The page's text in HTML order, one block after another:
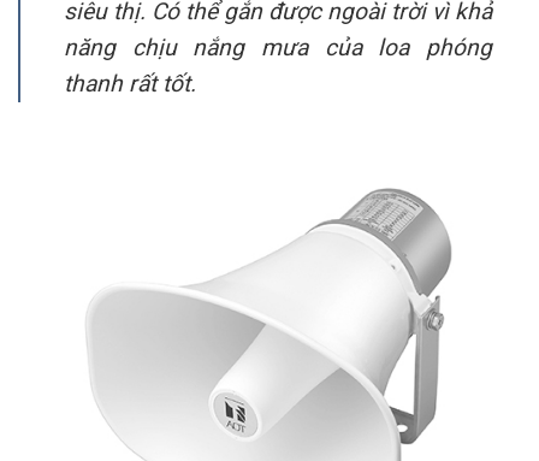
siêu thị. Có thể gắn được ngoài trời vì khả
năng chịu nắng mưa của loa phóng
thanh rất tốt.